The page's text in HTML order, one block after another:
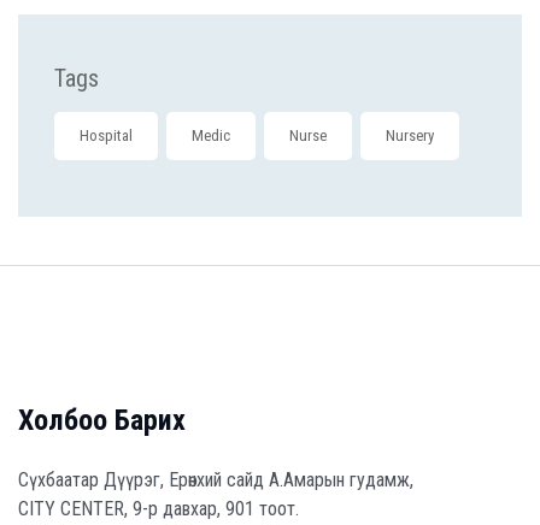
Tags
Hospital Medic Nurse Nursery
Холбоо Барих
Сүхбаатар Дүүрэг, Ерөнхий сайд А.Амарын гудамж,
CITY CENTER, 9-р давхар, 901 тоот.